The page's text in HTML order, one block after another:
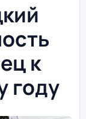
к
году